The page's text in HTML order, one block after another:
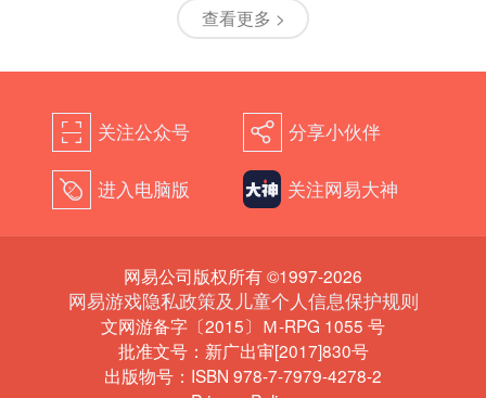
查看更多 >
򰀁 关注公众号 򰀂 分享小伙伴
򰀄 进入电脑版 关注网易大神
网易公司版权所有 ©1997-2026
网易游戏隐私政策及儿童个人信息保护规则
文网游备字〔2015〕Ｍ-RPG 1055 号
批准文号：新广出审[2017]830号
出版物号：ISBN 978-7-7979-4278-2